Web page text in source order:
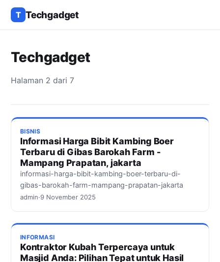
T Techgadget
Techgadget
Halaman 2 dari 7
BISNIS
Informasi Harga Bibit Kambing Boer
Terbaru di Gibas Barokah Farm -
Mampang Prapatan, jakarta
informasi-harga-bibit-kambing-boer-terbaru-di-
gibas-barokah-farm-mampang-prapatan-jakarta
admin·9 November 2025
INFORMASI
Kontraktor Kubah Terpercaya untuk
Masjid Anda: Pilihan Tepat untuk Hasil